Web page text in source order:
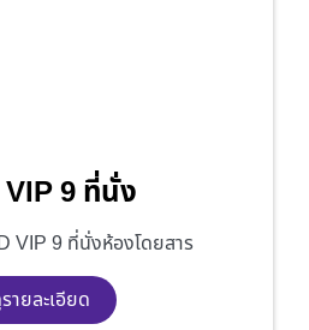
VIP 9 ที่นั่ง
VIP 9 ที่นั่งห้องโดยสาร
ายละเอียด